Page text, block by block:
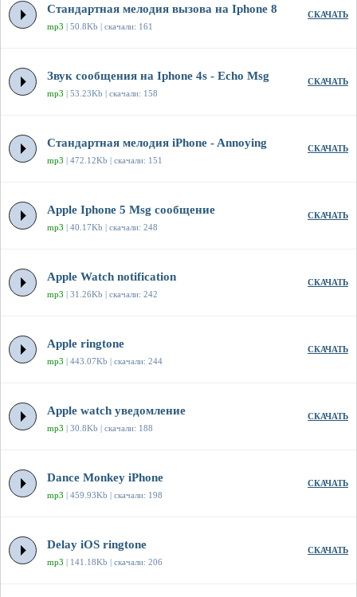
Стандартная мелодия вызова на Iphone 8
mp3 | 50.8Kb | скачали: 161
СКАЧАТЬ
Звук сообщения на Iphone 4s - Echo Msg
mp3 | 53.23Kb | скачали: 158
СКАЧАТЬ
Стандартная мелодия iPhone - Annoying
mp3 | 472.12Kb | скачали: 151
СКАЧАТЬ
Apple Iphone 5 Msg сообщение
mp3 | 40.17Kb | скачали: 248
СКАЧАТЬ
Apple Watch notification
mp3 | 31.26Kb | скачали: 242
СКАЧАТЬ
Apple ringtone
mp3 | 443.07Kb | скачали: 244
СКАЧАТЬ
Apple watch уведомление
mp3 | 30.8Kb | скачали: 188
СКАЧАТЬ
Dance Monkey iPhone
mp3 | 459.93Kb | скачали: 198
СКАЧАТЬ
Delay iOS ringtone
mp3 | 141.18Kb | скачали: 206
СКАЧАТЬ